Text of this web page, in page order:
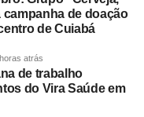
campanha de doação
de Cuiabá
atrás
de trabalho
do Vira Saúde em